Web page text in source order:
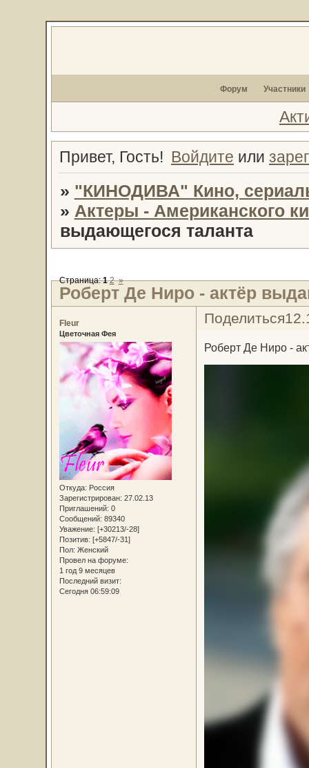
Форум Участники
Привет, Гость! Войдите или
» "КИНОДИВА" Кино,
» Актеры - Американского
выдающегося таланта
Роберт Де Ниро - актёр
Страница:1 2 »
Поделиться
Fleur
Цветочная Фея
Откуда: Россия
Зарегистрирован: 27.02.13
Приглашений: 0
Сообщений: 89340
Уважение: [+30213/-28]
Позитив: [+5847/-31]
Пол: Женский
Провел на форуме:
1 год 9 месяцев
Последний визит:
Сегодня 06:59:09
Роберт Де Ниро -